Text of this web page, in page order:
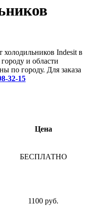
Indesit в
и области
по городу. Для заказа
32-15
Цена
БЕСПЛАТНО
1100 руб.